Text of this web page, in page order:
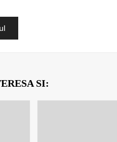
SI: